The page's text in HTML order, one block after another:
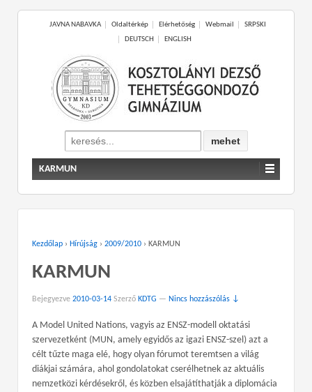
JAVNA NABAVKA Oldaltérkép Elérhetőség Webmail
SRPSKI
DEUTSCH
ENGLISH
Search
for:
KARMUN
Kezdőlap › Hírújság › 2009/2010 › KARMUN
KARMUN
Bejegyezve 2010-03-14 Szerző KDTG — Nincs hozzászólás ↓
A Model United Nations, vagyis az ENSZ-modell oktatási
szervezetként (MUN, amely egyidős az igazi ENSZ-szel) azt a
célt tűzte maga elé, hogy olyan fórumot teremtsen a világ
diákjai számára, ahol gondolatokat cserélhetnek az aktuális
nemzetközi kérdésekről, és közben elsajátíthatják a diplomácia